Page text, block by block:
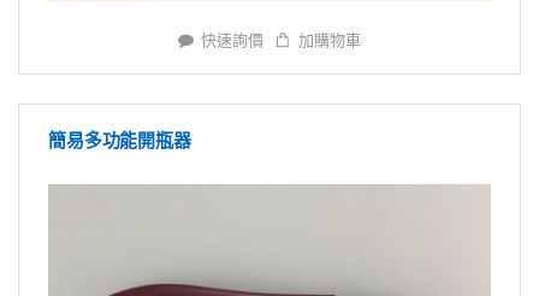
快速詢價 加購物車
簡易多功能開瓶器